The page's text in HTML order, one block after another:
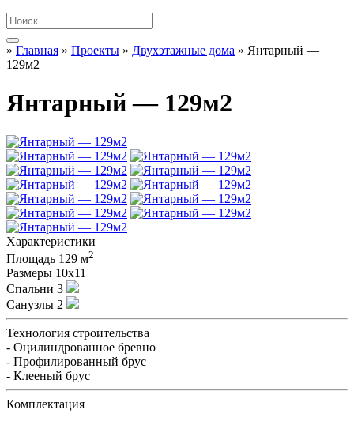
» Главная » Проекты » Двухэтажные дома » Янтарный —
129м2
Янтарный — 129м2
Характеристики
Площадь 129 м2
Размеры 10х11
Спальни 3
Санузлы 2
Технология строительства
- Оцилиндрованное бревно
- Профилированный брус
- Клееный брус
Комплектация